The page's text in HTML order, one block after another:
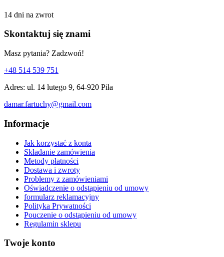
14 dni na zwrot
Skontaktuj się znami
Masz pytania? Zadzwoń!
+48 514 539 751
Adres: ul. 14 lutego 9, 64-920 Piła
damar.fartuchy@gmail.com
Informacje
Jak korzystać z konta
Składanie zamówienia
Metody płatności
Dostawa i zwroty
Problemy z zamówieniami
Oświadczenie o odstąpieniu od umowy
formularz reklamacyjny
Polityka Prywatności
Pouczenie o odstąpieniu od umowy
Regulamin sklepu
Twoje konto